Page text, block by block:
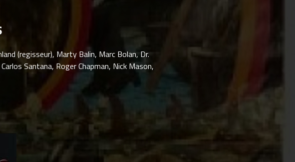
(regisseur), Marty Balin, Marc Bolan, Dr.
Santana, Roger Chapman, Nick Mason,